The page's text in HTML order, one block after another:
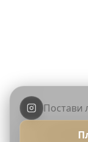
Вдъхнови